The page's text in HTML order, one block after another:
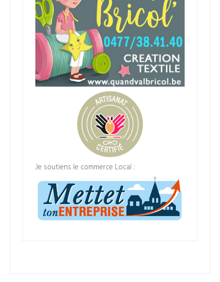
Je soutiens le commerce Local :